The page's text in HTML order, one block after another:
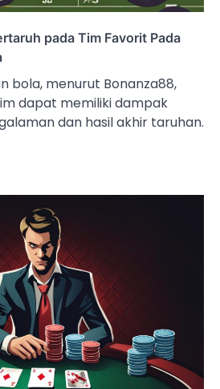
pada Tim Favorit Pada
bola, menurut Bonanza88,
dapat memiliki dampak
dan hasil akhir taruhan.